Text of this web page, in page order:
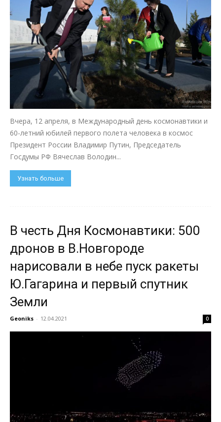
Вчера, 12 апреля, в Международный день космонавтики и
60-летний юбилей первого полета человека в космос
Президент России Владимир Путин, Председатель
Госдумы РФ Вячеслав Володин...
Узнать больше
В честь Дня Космонавтики: 500
дронов в В.Новгороде
нарисовали в небе пуск ракеты
Ю.Гагарина и первый спутник
Земли
Geoniks - 12.04.2021 0